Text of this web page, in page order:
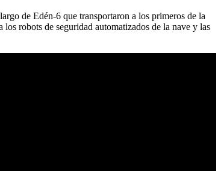
de Edén-6 que transportaron a los primeros de la
robots de seguridad automatizados de la nave y las